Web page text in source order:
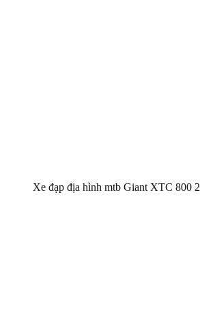
Xe đạp địa hình mtb Giant XTC 800